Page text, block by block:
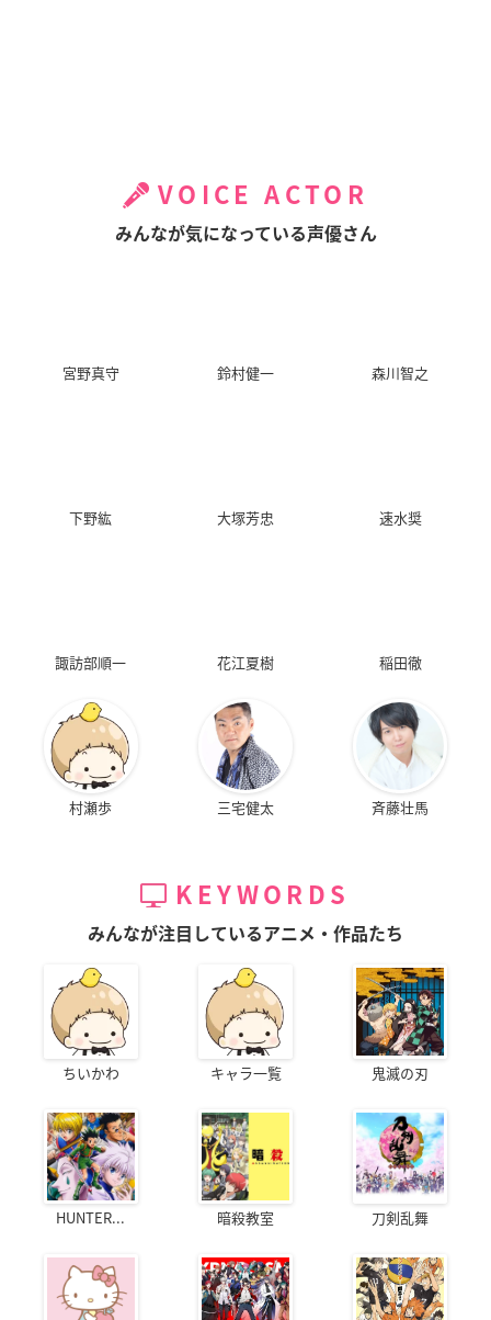
VOICE ACTOR
みんなが気になっている声優さん
宮野真守 鈴村健一 森川智之
下野紘 大塚芳忠 速水奨
諏訪部順一 花江夏樹 稲田徹
村瀬歩 三宅健太 斉藤壮馬
KEYWORDS
みんなが注目しているアニメ・作品たち
ちいかわ キャラ一覧 鬼滅の刃
HUNTER... 暗殺教室 刀剣乱舞